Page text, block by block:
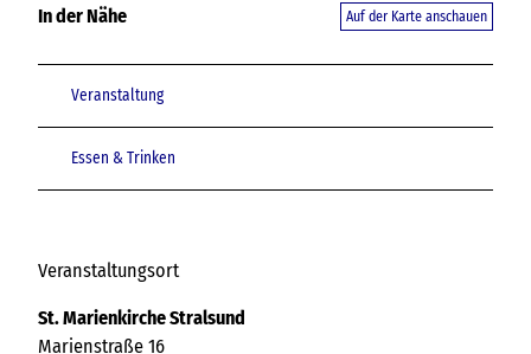
In der Nähe Auf der Karte anschauen
Veranstaltung
Essen & Trinken
Veranstaltungsort
St. Marienkirche Stralsund
Marienstraße 16